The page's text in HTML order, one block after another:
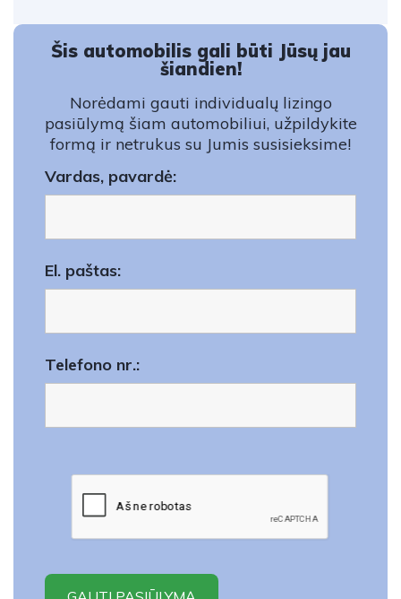
Šis automobilis gali būti Jūsų jau
šiandien!
Norėdami gauti individualų lizingo
pasiūlymą šiam automobiliui, užpildykite
formą ir netrukus su Jumis susisieksime!
Vardas, pavardė:
El. paštas:
Telefono nr.: